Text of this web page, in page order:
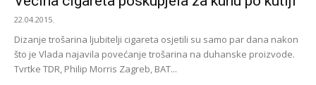
22.04.2015.
Dizanje trošarina ljubitelji cigareta osjetili su samo par dana nakon
što je Vlada najavila povećanje trošarina na duhanske proizvode.
Tvrtke TDR, Philip Morris Zagreb, BAT...